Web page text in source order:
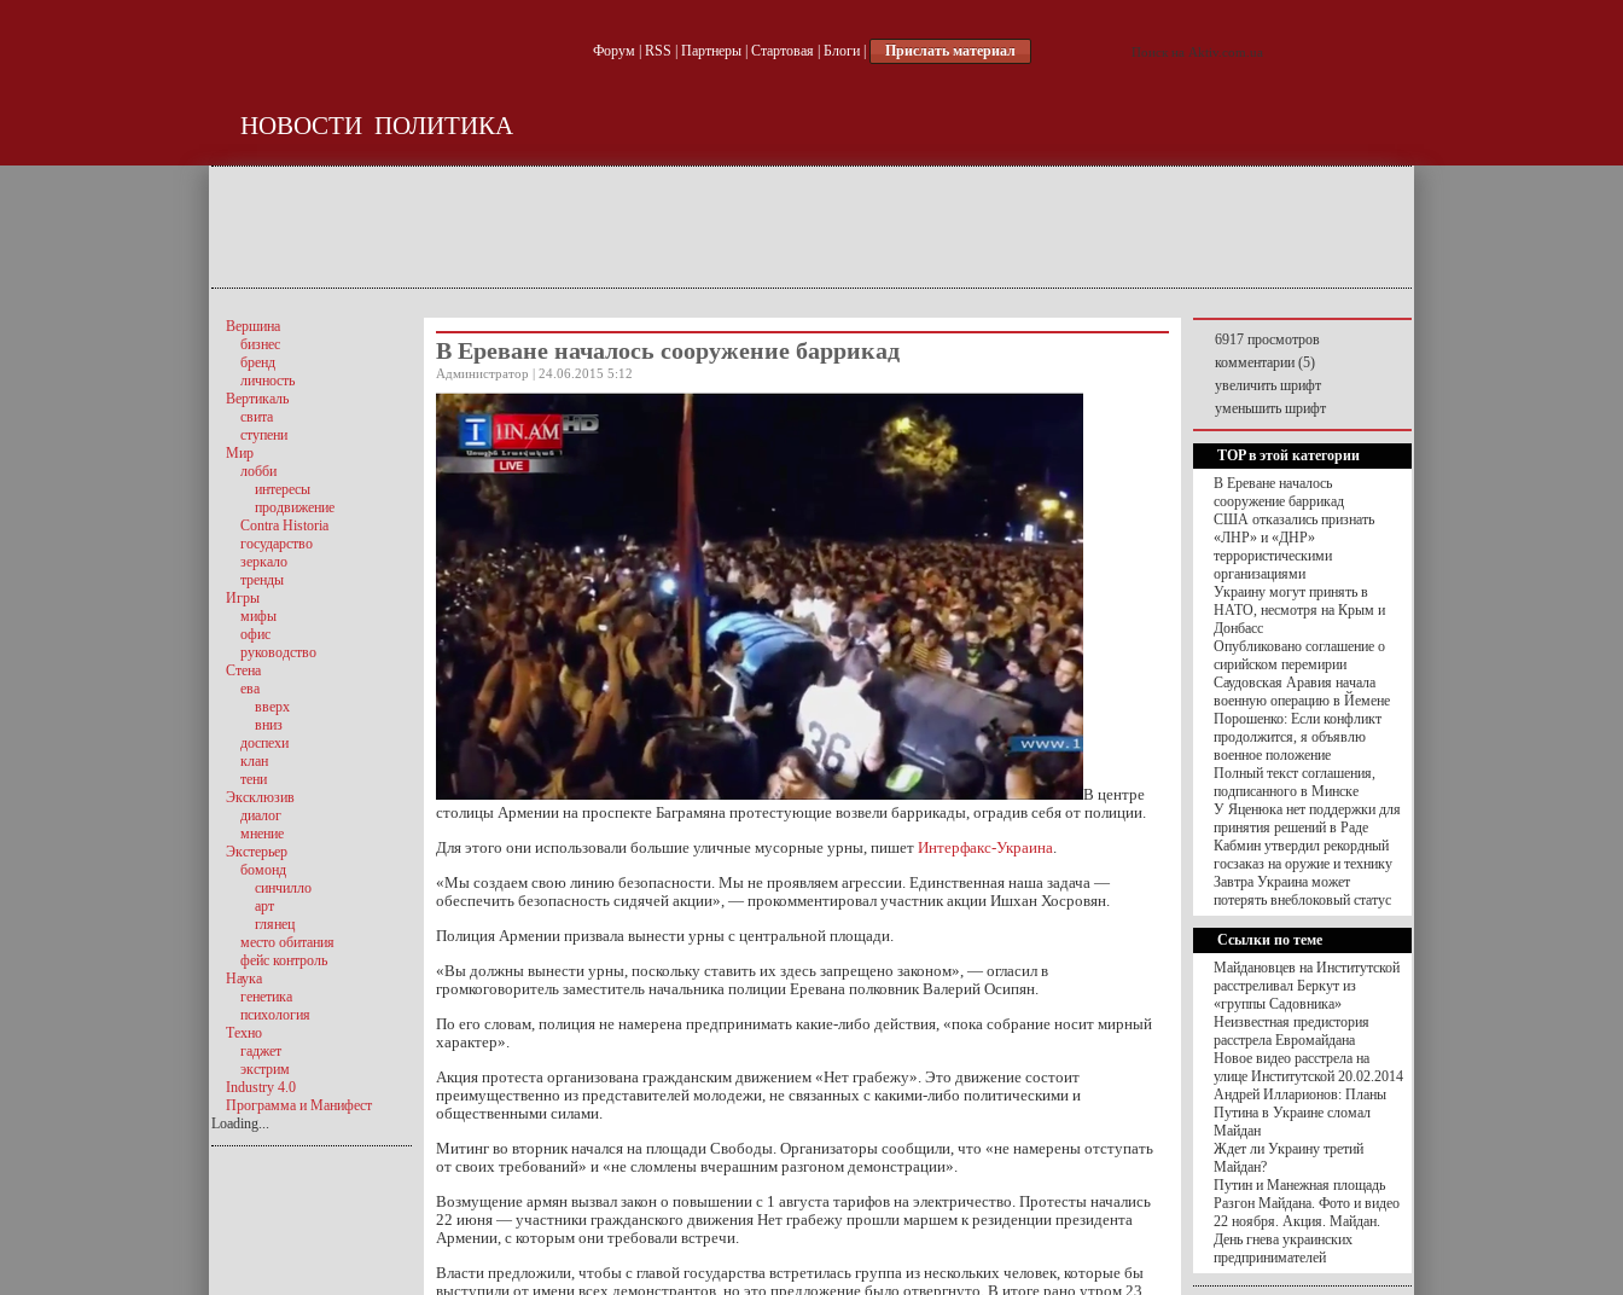
Форум| RSS Партнеры| Стартовая| Блоги| Прислать материал
НОВОСТИ ПОЛИТИКА
В Ереване началось сооружение баррикад
Администратор | 24.06.2015 5:12
В центре
столицы Армении на проспекте Баграмяна протестующие возвели баррикады, оградив себя от полиции.
Для этого они использовали большие уличные мусорные урны, пишет Интерфакс-Украина.
«Мы создаем свою линию безопасности. Мы не проявляем агрессии. Единственная наша задача —
обеспечить безопасность сидячей акции», — прокомментировал участник акции Ишхан Хосровян.
Полиция Армении призвала вынести урны с центральной площади.
«Вы должны вынести урны, поскольку ставить их здесь запрещено законом», — огласил в
громкоговоритель заместитель начальника полиции Еревана полковник Валерий Осипян.
По его словам, полиция не намерена предпринимать какие-либо действия, «пока собрание носит мирный
характер».
Акция протеста организована гражданским движением «Нет грабежу». Это движение состоит
преимущественно из представителей молодежи, не связанных с какими-либо политическими и
общественными силами.
Митинг во вторник начался на площади Свободы. Организаторы сообщили, что «не намерены отступать
от своих требований» и «не сломлены вчерашним разгоном демонстрации».
Возмущение армян вызвал закон о повышении с 1 августа тарифов на электричество. Протесты начались
22 июня — участники гражданского движения Нет грабежу прошли маршем к резиденции президента
Армении, с которым они требовали встречи.
Власти предложили, чтобы с главой государства встретилась группа из нескольких человек, которые бы
выступили от имени всех демонстрантов, но это предложение было отвергнуто. В итоге рано утром 23
Вершина
бизнес
бренд
личность
Вертикаль
свита
ступени
Мир
лобби
интересы
продвижение
Contra Historia
государство
зеркало
тренды
Игры
мифы
офис
руководство
Стена
ева
вверх
вниз
доспехи
клан
тени
Эксклюзив
диалог
мнение
Экстерьер
бомонд
синчилло
арт
глянец
место обитания
фейс контроль
Наука
генетика
психология
Техно
гаджет
экстрим
Industry 4.0
Программа и Манифест
Loading...
6917 просмотров
комментарии (5)
увеличить шрифт
уменьшить шрифт
TOP в этой категории
В Ереване началось
сооружение баррикад
США отказались признать
«ЛНР» и «ДНР»
террористическими
организациями
Украину могут принять в
НАТО, несмотря на Крым и
Донбасс
Опубликовано соглашение о
сирийском перемирии
Саудовская Аравия начала
военную операцию в Йемене
Порошенко: Если конфликт
продолжится, я объявлю
военное положение
Полный текст соглашения,
подписанного в Минске
У Яценюка нет поддержки для
принятия решений в Раде
Кабмин утвердил рекордный
госзаказ на оружие и технику
Завтра Украина может
потерять внеблоковый статус
Ссылки по теме
Майдановцев на Институтской
расстреливал Беркут из
«группы Садовника»
Неизвестная предистория
расстрела Евромайдана
Новое видео расстрела на
улице Институтской 20.02.2014
Андрей Илларионов: Планы
Путина в Украине сломал
Майдан
Ждет ли Украину третий
Майдан?
Путин и Манежная площадь
Разгон Майдана. Фото и видео
22 ноября. Акция. Майдан.
День гнева украинских
предпринимателей